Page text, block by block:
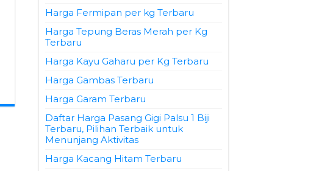
Harga Fermipan per kg Terbaru
Harga Tepung Beras Merah per Kg
Terbaru
Harga Kayu Gaharu per Kg Terbaru
Harga Gambas Terbaru
Harga Garam Terbaru
Daftar Harga Pasang Gigi Palsu 1 Biji
Terbaru, Pilihan Terbaik untuk
Menunjang Aktivitas
Harga Kacang Hitam Terbaru